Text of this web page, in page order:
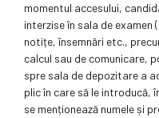
momentul accesului,
interzise în sala de examen
notițe, însemnări etc.,
calcul sau de comunicare,
spre sala de depozitare a
plic în care să le introducă,
se menționează numele și